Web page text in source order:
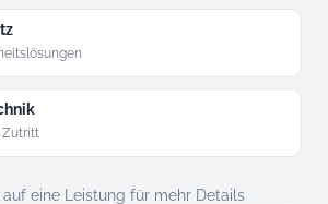
Zutritt
auf eine Leistung für mehr Details